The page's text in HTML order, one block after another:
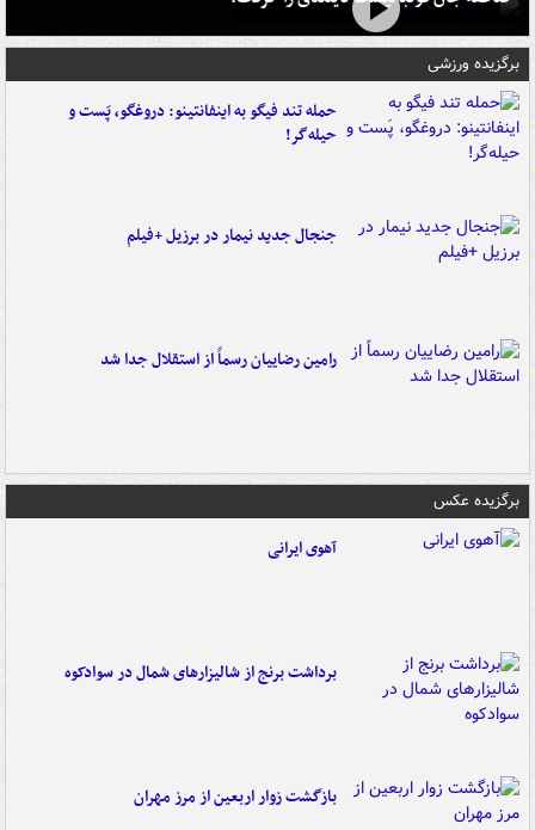
برگزیده ورزشی
حمله تند فیگو به اینفانتینو: دروغگو، پَست‌ و
حیله‌گر!
جنجال جدید نیمار در برزیل +فیلم
رامین رضاییان رسماً از استقلال جدا شد
برگزیده عکس
آهوی ایرانی
برداشت برنج از شالیزارهای شمال در سوادکوه
بازگشت زوار اربعین از مرز مهران